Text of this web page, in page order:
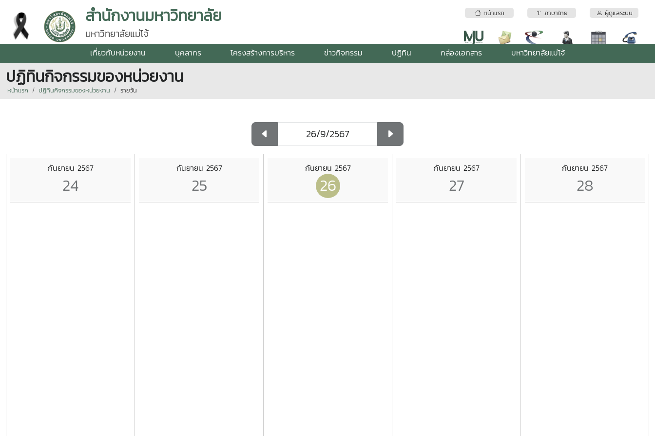
หน้าแรก ภาษาไทย ผู้ดูแลระบบ
สำนักงานมหาวิทยาลัย
มหาวิทยาลัยแม่โจ้
เกี่ยวกับหน่วยงาน บุคลากร โครงสร้างการบริหาร ข่าวกิจกรรม ปฏิทิน กล่องเอกสาร มหาวิทยาลัยแม่โจ้
ปฏิทินกิจกรรมของหน่วยงาน
หน้าแรก ปฏิทินกิจกรรมของหน่วยงาน รายวัน
กันยายน 2567
24
กันยายน 2567
25
กันยายน 2567
26
กันยายน 2567
27
กันยายน 2567
28